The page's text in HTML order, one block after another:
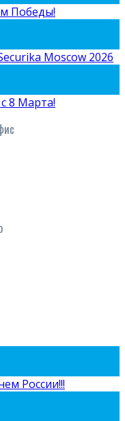
Победы!
Moscow 2026
8 Марта!
России!!!